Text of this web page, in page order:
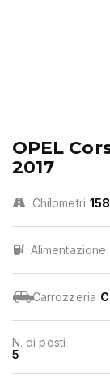
OPEL
2017
Chilometri
Alimentazione
Carrozzeria
N. di posti
5